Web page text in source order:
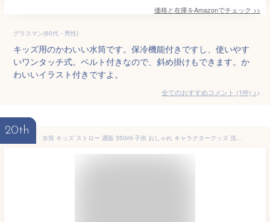
価格と在庫をAmazonでチェック >>
グラスマン(60代・男性)
キッズ用のかわいい水筒です。保冷機能付きですし、使いやす
いワンタッチ式。ベルト付きなので、斜め掛けもできます。か
わいいイラスト付きですよ。
全てのおすすめコメント (1件) >
20th
水筒 キッズ ストロー 通販 350ml 子供 おしゃれ キャラクターグッズ 洗いやすい 広口 ベビー 幼児 ストロー飲みボトル マグボトル 未就園児 保育園 幼稚園 小さめ 子供用水筒 公園 お散歩 ミッキー プーさん スヌ